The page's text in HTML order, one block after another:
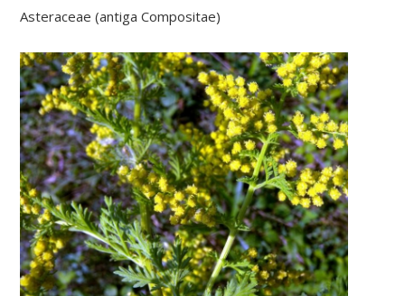
Asteraceae (antiga Compositae)